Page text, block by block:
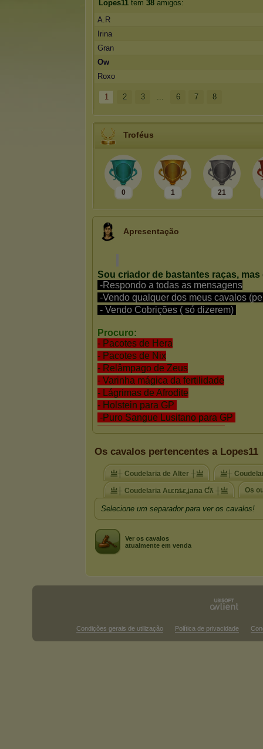
Lopes11 tem 38 amigos:
A.R
Irina
Gran
Ow
Roxo
1 2 3 ... 6 7 8
Troféus
0 1 21
Apresentação
Os cavalos pertencentes a Lopes11
亗┼ Coudelaria de Alter ┼亗 亗┼
亗┼ Coudelaria Aʟɛռȶɛʝaռa Ƈƛ ┼亗 Os
Selecione um separador para ver os cavalos!
Ver os cavalos
atualmente em venda
Condições gerais de utilização Política de privacidade